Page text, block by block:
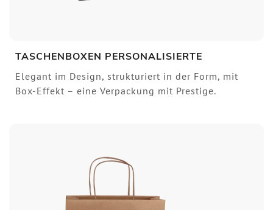
TASCHENBOXEN PERSONALISIERTE
Elegant im Design, strukturiert in der Form, mit
Box-Effekt – eine Verpackung mit Prestige.